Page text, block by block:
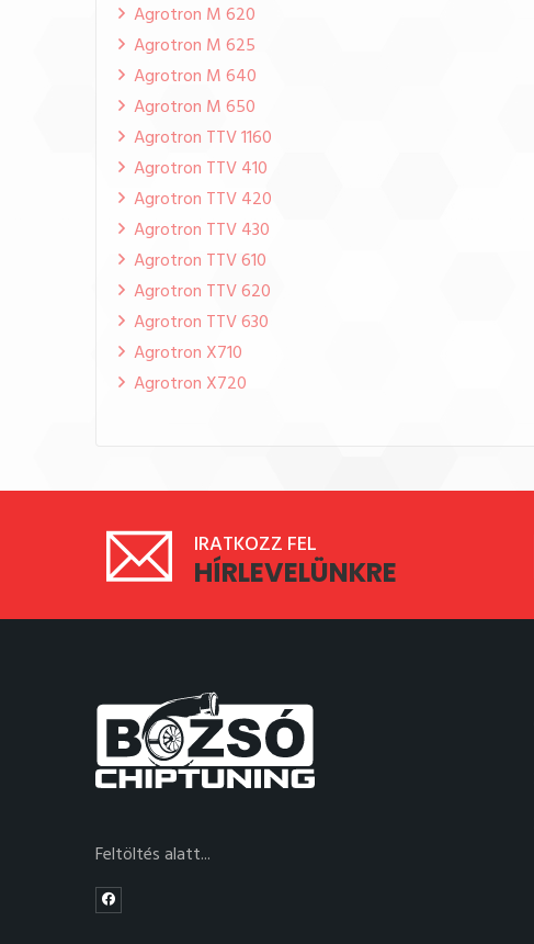
Agrotron M 620
Agrotron M 625
Agrotron M 640
Agrotron M 650
Agrotron TTV 1160
Agrotron TTV 410
Agrotron TTV 420
Agrotron TTV 430
Agrotron TTV 610
Agrotron TTV 620
Agrotron TTV 630
Agrotron X710
Agrotron X720
IRATKOZZ FEL
HÍRLEVELÜNKRE
Feltöltés alatt...